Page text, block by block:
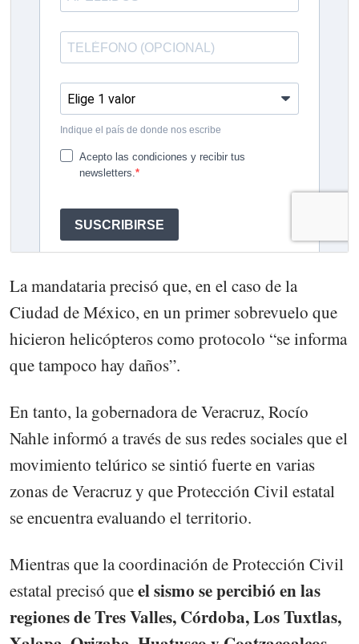
La mandataria precisó que, en el caso de la
Ciudad de México, en un primer sobrevuelo que
hicieron helicópteros como protocolo “se informa
que tampoco hay daños”.
En tanto, la gobernadora de Veracruz, Rocío
Nahle informó a través de sus redes sociales que el
movimiento telúrico se sintió fuerte en varias
zonas de Veracruz y que Protección Civil estatal
se encuentra evaluando el territorio.
Mientras que la coordinación de Protección Civil
estatal precisó queel sismo se percibió en las
regiones de Tres Valles, Córdoba, Los Tuxtlas,